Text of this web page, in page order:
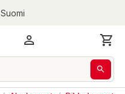
Suomi